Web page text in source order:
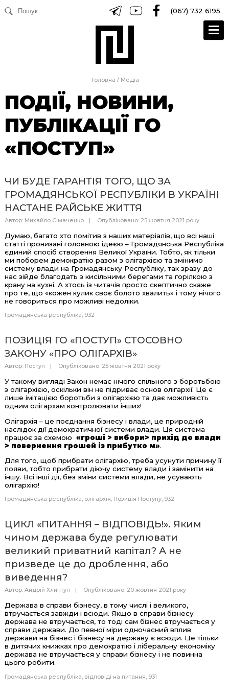
(067) 732 6195
Головна / Медіа
ПОДІЇ, НОВИНИ,
ПУБЛІКАЦІЇ ГО
«ПОСТУП»
ЧИ БУДЕ ГАРАНТІЯ ТОГО, ЩО ЗА
ГРОМАДЯНСЬКОЇ РЕСПУБЛІКИ В УКРАЇНІ
НАСТАНЕ РАЙСЬКЕ ЖИТТЯ
Автор: Михайло Сімаченко Опубліковано: 25 жовтня 2021 року
Думаю, багато хто помітив з наших матеріалів, що всі наші
статті пронизані головною ідеєю – Громадянська Республіка
єдиний спосіб створення Великої України. Тобто, як тільки
ми поборем демократію разом з олігархією та змінимо
систему влади на Громадянську Республіку, так зразу до
нас зійде благодать з кисільними берегами та горілкою з
крану на кухні. А хтось із читачів просто скептично скаже
про те, що «кожен кулик своє болото хвалить» і тому нічого
не говориться про можливі недоліки.
Громадянська республіка 932
ПОЗИЦІЯ ГО «ПОСТУП» СТОСОВНО
ЗАКОНУ «ПРО ОЛІГАРХІВ»
Автор: Поступ Опубліковано: 25 жовтня 2021 року
У такому вигляді Закон немає нічого спільного з боротьбою
з олігархією, оскільки він не підриває основ олігархії. Це є
лише імітацією боротьби з олігархією та дає можливість
одним олігархам контролювати інших!
Олігархія – це поєднання бізнесу і влади, це природній
наслідок дії демократичної системи влади. Ця система
працює за схемою «гроші > вибори> прихід до влади
> повернення грошей із прибутко м».
Для того, щоб прибрати олігархію, треба усунути причину її
появи, тобто прибрати діючу систему влади і замінити на
іншу. Всі інші дії, без зміни системи влади, не усувають
олігархію!
Громадянська республіка олігархія Позиція Поступу 932
ЦИКЛ «ПИТАННЯ – ВІДПОВІДЬ!». Яким
чином держава буде регулювати
великий приватний капітал? А не
призведе це до дроблення, або
виведення?
Автор: Андрій Хлиптуп Опубліковано: 20 жовтня 2021 року
Держава в справи бізнесу, в тому числі і великого,
втручається завжди і всюди. Якщо в справи бізнесу
держава не втручається, то тоді сам бізнес втручається у
справи держави. До певної міри одночасний вплив
держави на бізнес і бізнесу на державу є всюди. Це тільки
в дитячих книжках про демократію і ліберальну економіку
держава не втручається у справи бізнесу і не повинна
цього робити.
Громадянська республіка відповіді на питання 931